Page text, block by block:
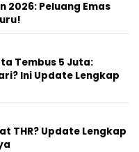
2026: Peluang Emas
Tembus 5 Juta:
Ini Update Lengkap
THR? Update Lengkap